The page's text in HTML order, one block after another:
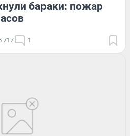
бараки: пожар
717 1